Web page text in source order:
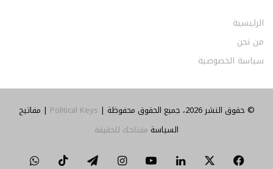
الرئيسية
من نحن
سياسة الخصوصية
© حقوق النشر 2026، جميع الحقوق محفوظة | Political Keys | مفاتيح
السياسة مفتاحك للحقيقة
فيسبوك لينكدإن‫YouTubeانستقرامتيلقرام ‫TikTok